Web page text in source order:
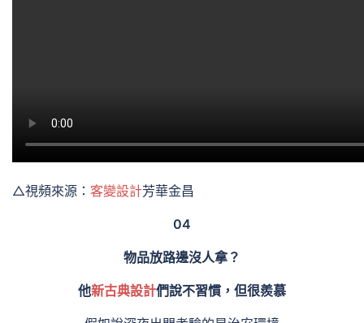
△視頻來源： 客變設計芳華金昌
04
物品放路邊沒人拿？
他新古典設計們說不習慣，但很羨慕